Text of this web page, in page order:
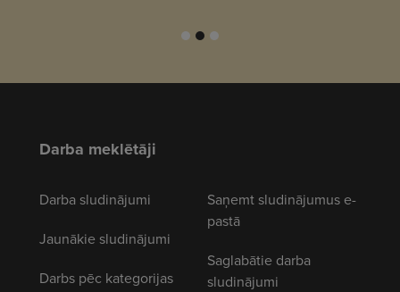
Darba meklētāji
Darba sludinājumi
Jaunākie sludinājumi
Darbs pēc kategorijas
Saņemt sludinājumus e-
pastā
Saglabātie darba
sludinājumi